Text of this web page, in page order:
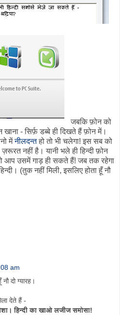
जबकि फ़ोन को
- सिर्फ़ डब्बे ही दिखते हैं फ़ोन में।
मेंनीलदन्तहो तो भी चलेगा! इस सब को
ज़रूरत नहीं है। यानी भले ही हिन्दी फ़ोन
आप उसमें गाड़ ही सकते हैं! जब तक रहेगा
(तुक नहीं मिली, इसलिए होता हूँ नौ
am
दो ग्यारह।
देते हैं -
हिन्दी का खाओ लजीज समोसा!